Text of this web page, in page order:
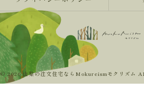
© 2026 山梨の注文住宅ならMokureismモクリズム